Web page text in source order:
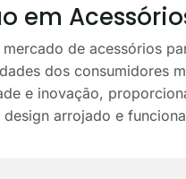
em
de acessórios
dos consumidores
e inovação,
arrojado e